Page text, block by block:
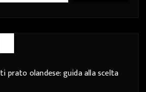
prato olandese: guida alla scelta